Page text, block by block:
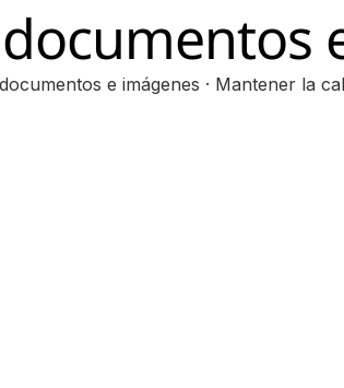
e imágenes · Mantener la